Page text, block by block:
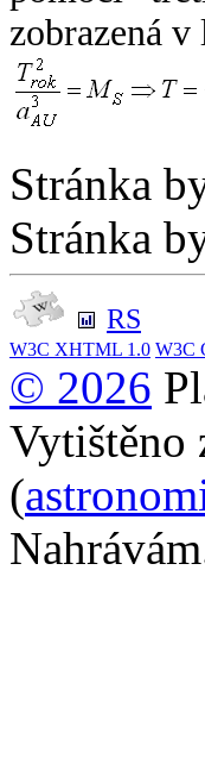
zobrazená
Stránka
Stránka
RS
W3C XHTML 1.0 W3C
© 2026
Vytištěno
(